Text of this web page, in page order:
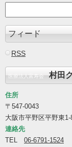
フィード
RSS
医療法人富寿会村田
住所
〒547-0043
大阪市平野区平野東1-
連絡先
TEL 06-6791-1524